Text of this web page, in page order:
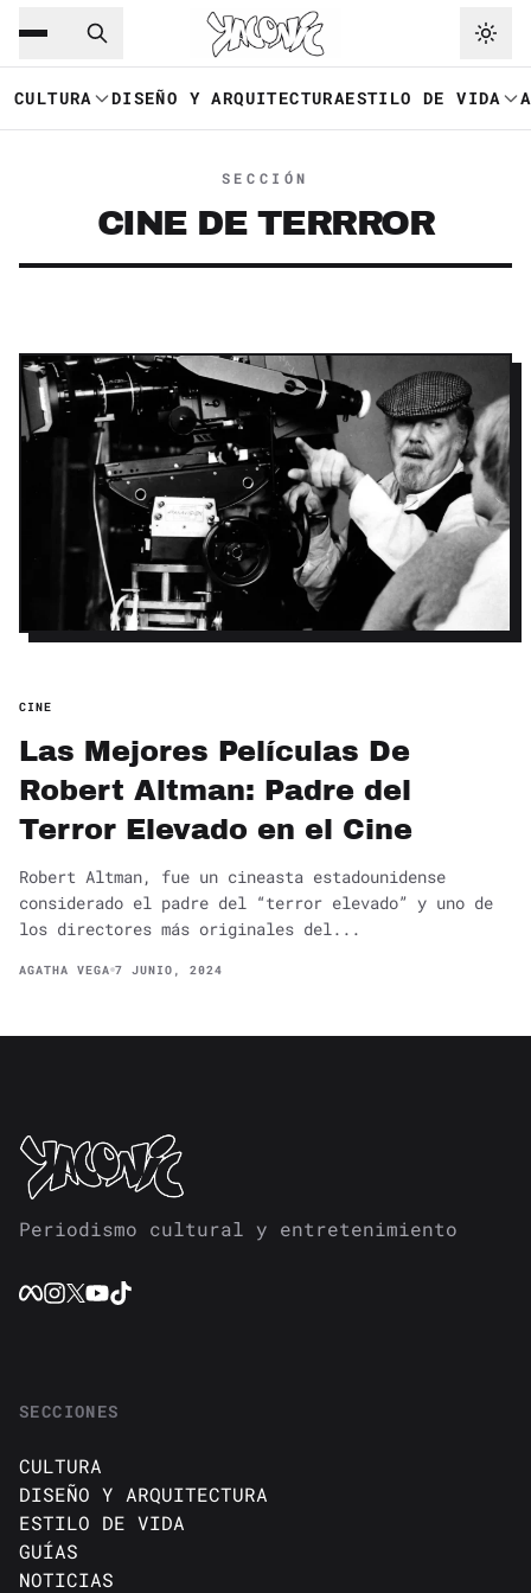
Saltar al contenido principal
CULTURA DISEÑO Y ARQUITECTURAESTILO DE VIDA
SECCIÓN
CINE DE TERRROR
CINE
Las Mejores Películas De
Robert Altman: Padre del
Terror Elevado en el Cine
Robert Altman, fue un cineasta estadounidense
considerado el padre del “terror elevado” y uno de
los directores más originales del...
AGATHA VEGA 7 JUNIO, 2024
Periodismo cultural y entretenimiento
SECCIONES
CULTURA
DISEÑO Y ARQUITECTURA
ESTILO DE VIDA
GUÍAS
NOTICIAS